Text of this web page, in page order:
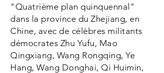
"Quatrième plan quinquennal"
dans la province du Zhejiang, en
Chine, avec de célèbres militants
démocrates Zhu Yufu, Mao
Qingxiang, Wang Rongqing, Ye
Hang, Wang Donghai, Qi Huimin,